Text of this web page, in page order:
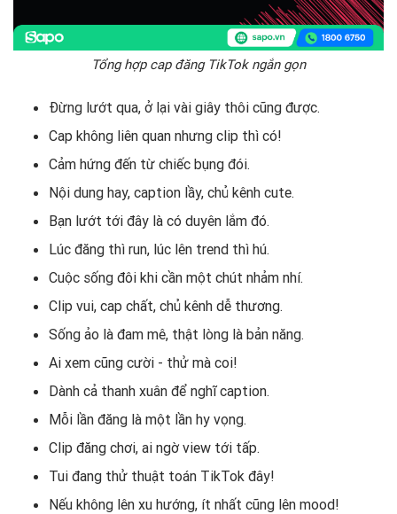
Tổng hợp cap đăng TikTok ngắn gọn
Đừng lướt qua, ở lại vài giây thôi cũng được.
Cap không liên quan nhưng clip thì có!
Cảm hứng đến từ chiếc bụng đói.
Nội dung hay, caption lầy, chủ kênh cute.
Bạn lướt tới đây là có duyên lắm đó.
Lúc đăng thì run, lúc lên trend thì hú.
Cuộc sống đôi khi cần một chút nhảm nhí.
Clip vui, cap chất, chủ kênh dễ thương.
Sống ảo là đam mê, thật lòng là bản năng.
Ai xem cũng cười - thử mà coi!
Dành cả thanh xuân để nghĩ caption.
Mỗi lần đăng là một lần hy vọng.
Clip đăng chơi, ai ngờ view tới tấp.
Tui đang thử thuật toán TikTok đây!
Nếu không lên xu hướng, ít nhất cũng lên mood!